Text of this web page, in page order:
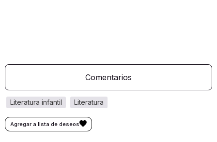
Comentarios
literatura
literatura infantil